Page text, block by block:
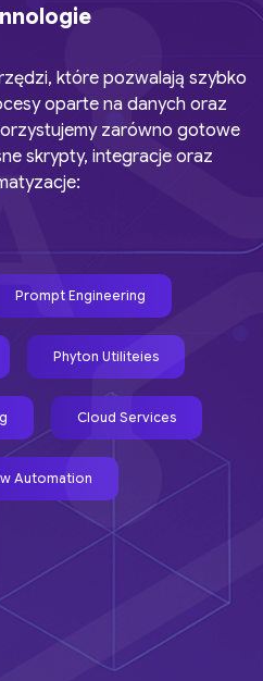
które pozwalają szybko
oparte na danych oraz
zarówno gotowe
skrypty, integracje oraz
Prompt Engineering
Phyton Utiliteies
Cloud Services
Automation